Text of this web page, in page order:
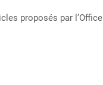
proposés par l’Office